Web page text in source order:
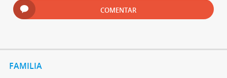
COMENTAR
FAMILIA